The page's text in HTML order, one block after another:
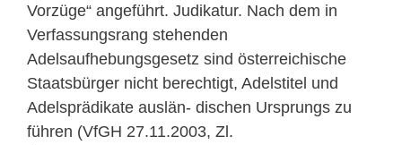
Vorzüge“ angeführt. Judikatur. Nach dem in
Verfassungsrang stehenden
Adelsaufhebungsgesetz sind österreichische
Staatsbürger nicht berechtigt, Adelstitel und
Adelsprädikate auslän- dischen Ursprungs zu
führen (VfGH 27.11.2003, Zl.